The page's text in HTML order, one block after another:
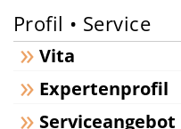
Profil • Service
Vita
Expertenprofil
Serviceangebot